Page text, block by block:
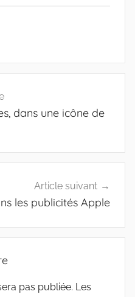
dans une icône de
Article suivant
les publicités Apple
pas publiée. Les